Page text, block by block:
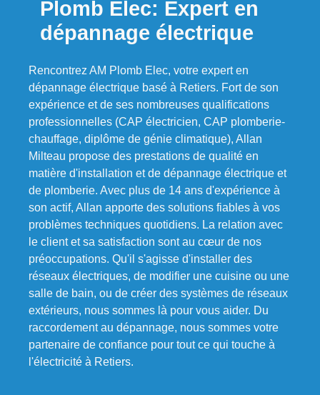
Plomb Elec: Expert en
dépannage électrique
Rencontrez AM Plomb Elec, votre expert en
dépannage électrique basé à Retiers. Fort de son
expérience et de ses nombreuses qualifications
professionnelles (CAP électricien, CAP plomberie-
chauffage, diplôme de génie climatique), Allan
Milteau propose des prestations de qualité en
matière d'installation et de dépannage électrique et
de plomberie. Avec plus de 14 ans d'expérience à
son actif, Allan apporte des solutions fiables à vos
problèmes techniques quotidiens. La relation avec
le client et sa satisfaction sont au cœur de nos
préoccupations. Qu'il s'agisse d'installer des
réseaux électriques, de modifier une cuisine ou une
salle de bain, ou de créer des systèmes de réseaux
extérieurs, nous sommes là pour vous aider. Du
raccordement au dépannage, nous sommes votre
partenaire de confiance pour tout ce qui touche à
l'électricité à Retiers.